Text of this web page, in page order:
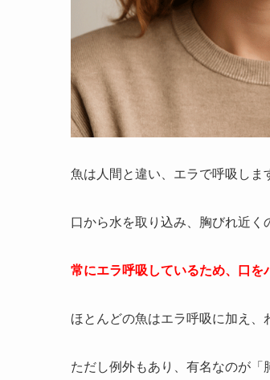
魚は人間と違い、エラで呼吸しま
口から水を取り込み、胸びれ近く
常にエラ呼吸しているため、口を
ほとんどの魚はエラ呼吸に加え、
ただし例外もあり、有名なのが